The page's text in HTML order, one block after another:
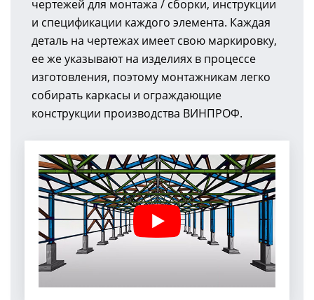
чертежей для монтажа / сборки, инструкции
и спецификации каждого элемента. Каждая
деталь на чертежах имеет свою маркировку,
ее же указывают на изделиях в процессе
изготовления, поэтому монтажникам легко
собирать каркасы и ограждающие
конструкции производства ВИНПРОФ.